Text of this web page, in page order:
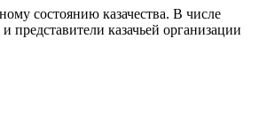
состоянию казачества. В числе
казачьей организации